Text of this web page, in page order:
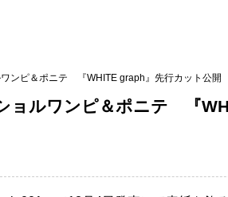
ワンピ＆ポニテ 『WHITE graph』先行カット公開
ョルワンピ＆ポニテ 『